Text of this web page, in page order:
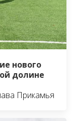
нового
долине
Прикамья